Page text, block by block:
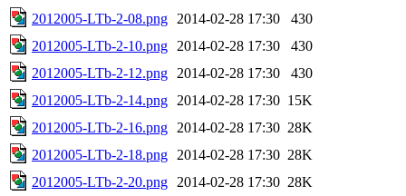
2012005-LTb-2-08.png
2014-02-28 17:30
430
2012005-LTb-2-10.png
2014-02-28 17:30
430
2012005-LTb-2-12.png
2014-02-28 17:30
430
2012005-LTb-2-14.png
2014-02-28 17:30 15K
2012005-LTb-2-16.png
2014-02-28 17:30 28K
2012005-LTb-2-18.png
2014-02-28 17:30 28K
2012005-LTb-2-20.png
2014-02-28 17:30 28K